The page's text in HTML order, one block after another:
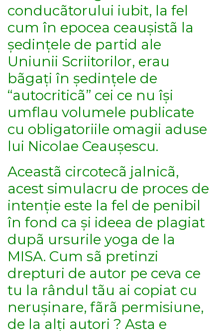
conducãtorului iubit, la fel
cum în epocea ceaușistã la
ședințele de partid ale
Uniunii Scriitorilor, erau
bãgați în ședințele de
“autocriticã” cei ce nu își
umflau volumele publicate
cu obligatoriile omagii aduse
lui Nicolae Ceaușescu.
Aceastã circotecã jalnicã,
acest simulacru de proces de
intenție este la fel de penibil
în fond ca și ideea de plagiat
dupã ursurile yoga de la
MISA. Cum sã pretinzi
drepturi de autor pe ceva ce
tu la rândul tãu ai copiat cu
nerușinare, fãrã permisiune,
de la alți autori ? Asta e